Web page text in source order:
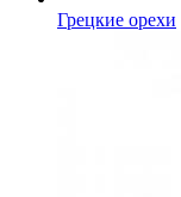
Грецкие орехи